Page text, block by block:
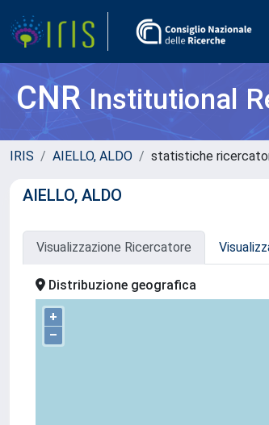
CNRInstitutional
IRIS AIELLO, ALDO statistiche
AIELLO, ALDO
Visualizzazione Ricercatore
Distribuzione geografica
+
–